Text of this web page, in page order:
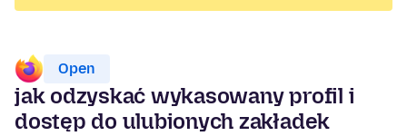
Open
jak odzyskać wykasowany profil i
dostęp do ulubionych zakładek